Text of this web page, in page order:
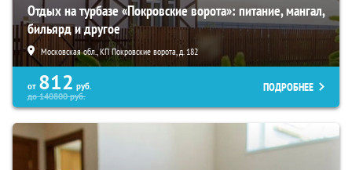
Отдых на турбазе «Покровские ворота»: питание, мангал,
бильярд и другое
Московская обл., КП Покровские ворота, д. 182
от 812 руб.
до140800руб.
ПОДРОБНЕЕ